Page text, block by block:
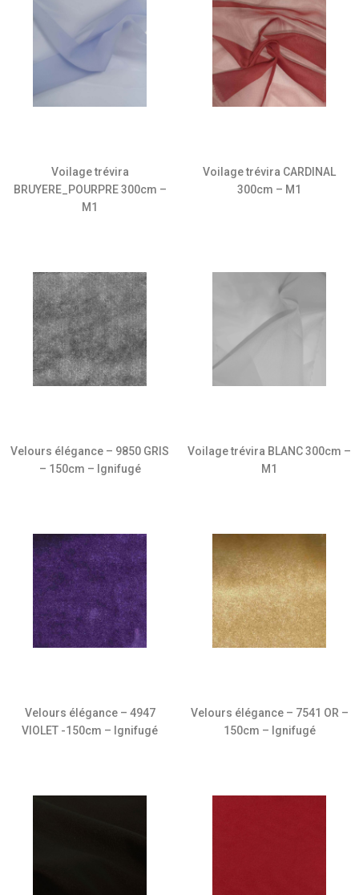
Voilage trévira
BRUYERE_POURPRE 300cm –
M1
Voilage trévira CARDINAL
300cm – M1
Velours élégance – 9850 GRIS
– 150cm – Ignifugé
Voilage trévira BLANC 300cm –
M1
Velours élégance – 4947
VIOLET -150cm – Ignifugé
Velours élégance – 7541 OR –
150cm – Ignifugé